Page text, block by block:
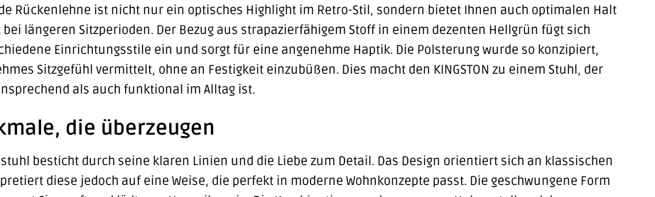
Rückenlehne ist nicht nur ein optisches Highlight im Retro-Stil, sondern bietet Ihnen auch optimalen Halt
längeren Sitzperioden. Der Bezug aus strapazierfähigem Stoff in einem dezenten Hellgrün fügt sich
Einrichtungsstile ein und sorgt für eine angenehme Haptik. Die Polsterung wurde so konzipiert,
Sitzgefühl vermittelt, ohne an Festigkeit einzubüßen. Dies macht den KINGSTON zu einem Stuhl, der
als auch funktional im Alltag ist.
die überzeugen
besticht durch seine klaren Linien und die Liebe zum Detail. Das Design orientiert sich an klassischen
diese jedoch auf eine Weise, die perfekt in moderne Wohnkonzepte passt. Die geschwungene Form